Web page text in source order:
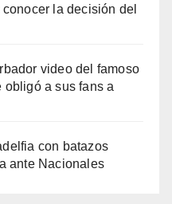
la decisión del
video del famoso
a sus fans a
con batazos
ante Nacionales